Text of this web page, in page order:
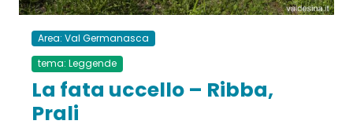
Area: Val Germanasca
tema: Leggende
La fata uccello – Ribba,
Prali